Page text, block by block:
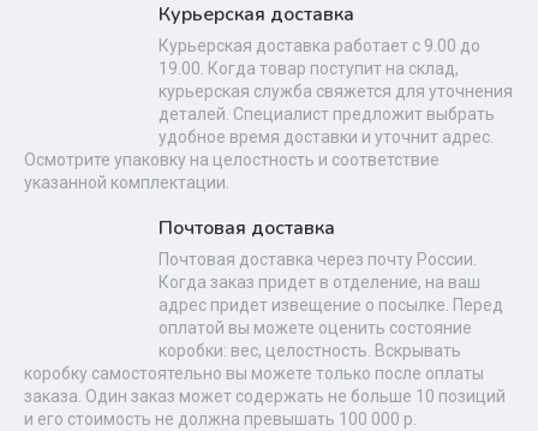
Курьерская доставка
Курьерская доставка работает с 9.00 до
19.00. Когда товар поступит на склад,
курьерская служба свяжется для уточнения
деталей. Специалист предложит выбрать
удобное время доставки и уточнит адрес.
Осмотрите упаковку на целостность и соответствие
указанной комплектации.
Почтовая доставка
Почтовая доставка через почту России.
Когда заказ придет в отделение, на ваш
адрес придет извещение о посылке. Перед
оплатой вы можете оценить состояние
коробки: вес, целостность. Вскрывать
коробку самостоятельно вы можете только после оплаты
заказа. Один заказ может содержать не больше 10 позиций
и его стоимость не должна превышать 100 000 р.